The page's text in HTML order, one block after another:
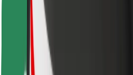
Soluciones para las ciudades
Aeropuertos
Estaciones de carga de Bolt
Soporte